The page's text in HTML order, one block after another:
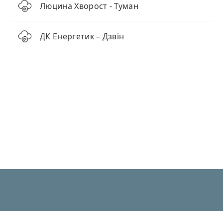
Люцина Хворост - Туман
ДК Енергетик – Дзвін